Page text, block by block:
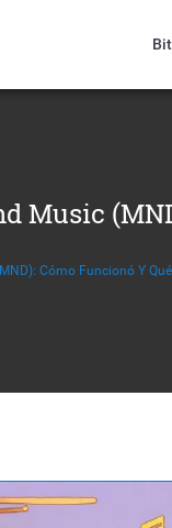
Music
Cómo Funcionó Y